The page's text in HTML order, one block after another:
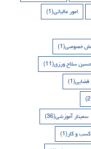
امور مالیاتی(1)
خصوصی(1)
حسین سلاح ورزی(11)
(1)
سمینار آموزشی(36)
و کار(1)